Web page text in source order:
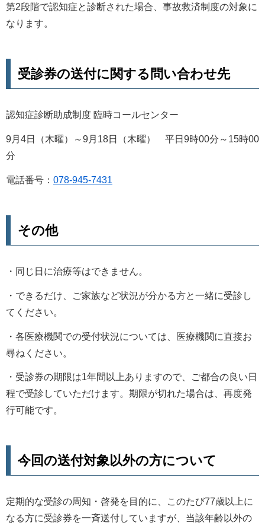
第2段階で認知症と診断された場合、事故救済制度の対象に
なります。
受診券の送付に関する問い合わせ先
認知症診断助成制度 臨時コールセンター
9月4日（木曜）～9月18日（木曜） 平日9時00分～15時00
分
電話番号： 078-945-7431
その他
・同じ日に治療等はできません。
・できるだけ、ご家族など状況が分かる方と一緒に受診し
てください。
・各医療機関での受付状況については、医療機関に直接お
尋ねください。
・受診券の期限は1年間以上ありますので、ご都合の良い日
程で受診していただけます。期限が切れた場合は、再度発
行可能です。
今回の送付対象以外の方について
定期的な受診の周知・啓発を目的に、このたび77歳以上に
なる方に受診券を一斉送付していますが、当該年齢以外の